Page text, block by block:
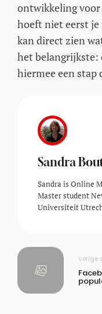
ontwikkeling voor
hoeft niet eerst
kan direct zien
het belangrijkste:
hiermee een
Sandra
Sandra is Online
Master student
Universiteit
Vorige